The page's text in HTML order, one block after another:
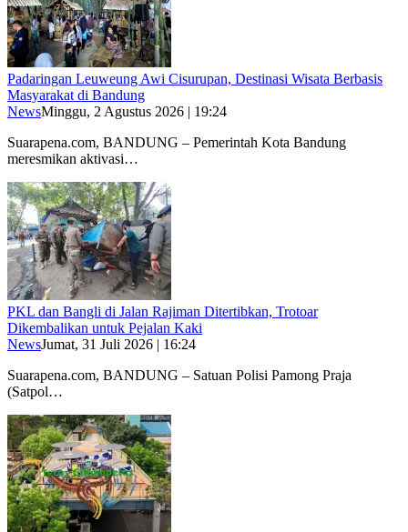
Padaringan Leuweung Awi Cisurupan, Destinasi Wisata Berbasis
Masyarakat di Bandung
NewsMinggu, 2 Agustus 2026 | 19:24
Suarapena.com, BANDUNG – Pemerintah Kota Bandung
meresmikan aktivasi…
PKL dan Bangli di Jalan Rajiman Ditertibkan, Trotoar
Dikembalikan untuk Pejalan Kaki
NewsJumat, 31 Juli 2026 | 16:24
Suarapena.com, BANDUNG – Satuan Polisi Pamong Praja
(Satpol…